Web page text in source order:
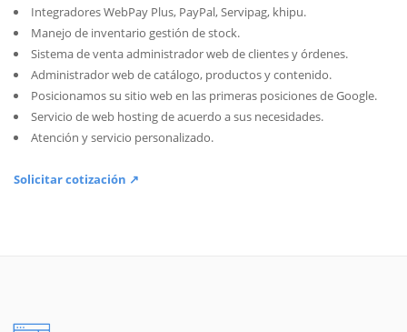
Integradores WebPay Plus, PayPal, Servipag, khipu.
Manejo de inventario gestión de stock.
Sistema de venta administrador web de clientes y órdenes.
Administrador web de catálogo, productos y contenido.
Posicionamos su sitio web en las primeras posiciones de Google.
Servicio de web hosting de acuerdo a sus necesidades.
Atención y servicio personalizado.
Solicitar cotización ↗